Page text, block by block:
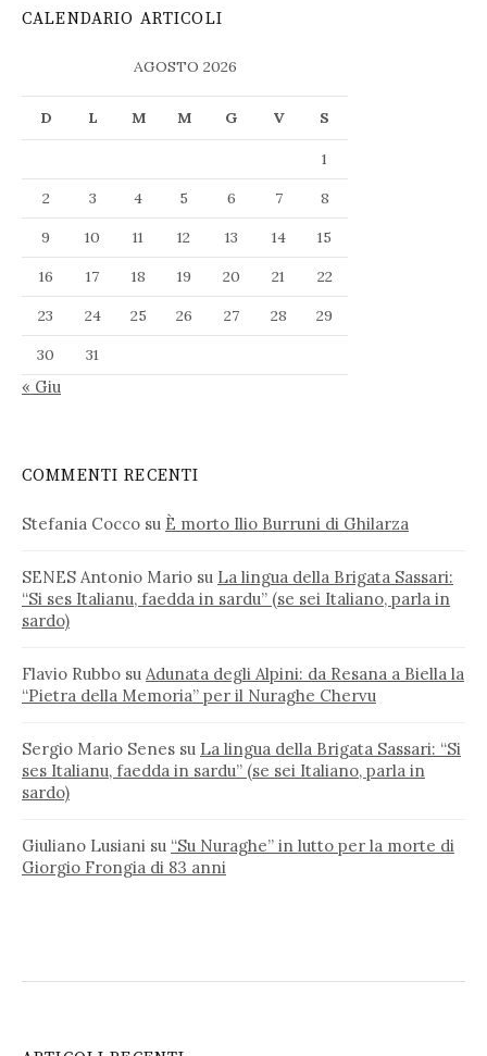
CALENDARIO ARTICOLI
AGOSTO 2026
D L M M G V S
1
2
3 4 5 6 7
8
9
10 11 12 13 14
15
16
17 18 19 20 21
22
23
24 25 26 27 28
29
30
31
« Giu
COMMENTI RECENTI
Stefania Cocco su È morto Ilio Burruni di Ghilarza
SENES Antonio Mario su La lingua della Brigata Sassari:
“Si ses Italianu, faedda in sardu” (se sei Italiano, parla in
sardo)
Flavio Rubbo su Adunata degli Alpini: da Resana a Biella la
“Pietra della Memoria” per il Nuraghe Chervu
Sergio Mario Senes su La lingua della Brigata Sassari: “Si
ses Italianu, faedda in sardu” (se sei Italiano, parla in
sardo)
Giuliano Lusiani su “Su Nuraghe” in lutto per la morte di
Giorgio Frongia di 83 anni